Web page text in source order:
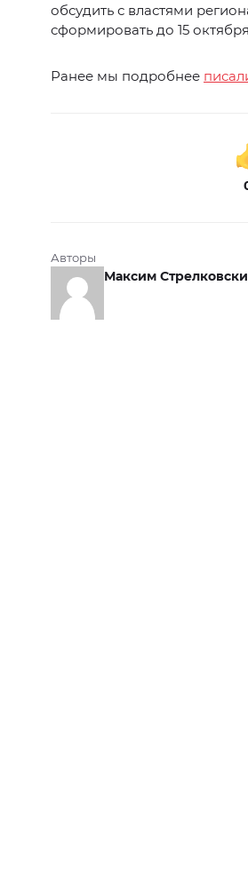
обсудить с властями
сформировать до 15
Ранее мы подробнее
Авторы
Максим